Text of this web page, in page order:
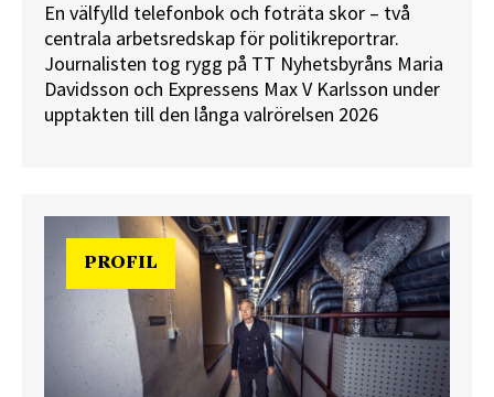
En välfylld telefonbok och foträta skor – två
centrala arbetsredskap för politikreportrar.
Journalisten tog rygg på TT Nyhetsbyråns Maria
Davidsson och Expressens Max V Karlsson under
upptakten till den långa valrörelsen 2026
PROFIL